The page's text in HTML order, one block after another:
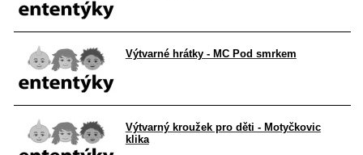
Výtvarné hrátky - MC Pod smrkem
Výtvarný kroužek pro děti - Motyčkovic
klika